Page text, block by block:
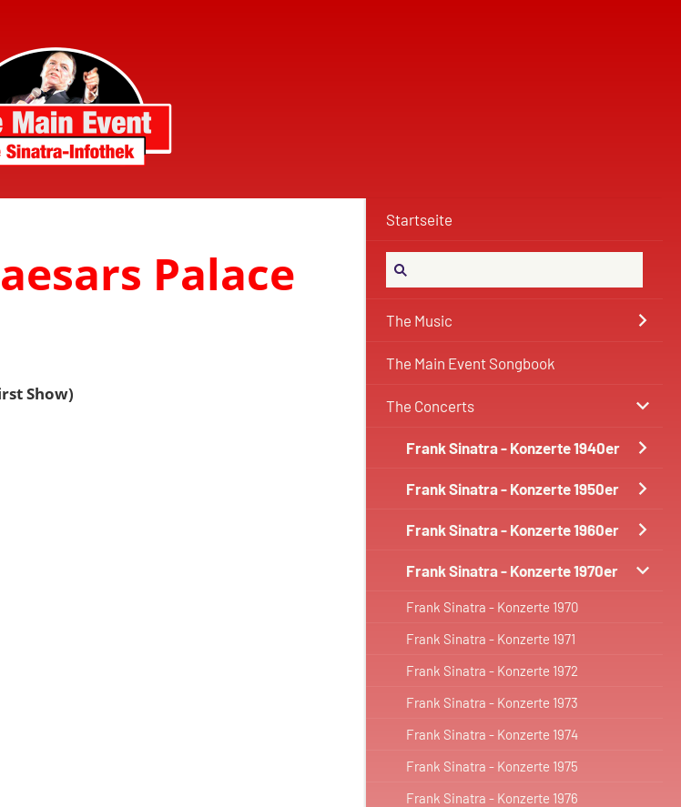
Startseite
The Music
The Main Event Songbook
The Concerts
Frank Sinatra - Konzerte 1940er
Frank Sinatra - Konzerte 1950er
Frank Sinatra - Konzerte 1960er
Frank Sinatra - Konzerte 1970er
Frank Sinatra - Konzerte 1970
Frank Sinatra - Konzerte 1971
Frank Sinatra - Konzerte 1972
Frank Sinatra - Konzerte 1973
Frank Sinatra - Konzerte 1974
Frank Sinatra - Konzerte 1975
Frank Sinatra - Konzerte 1976
Palace
Show)